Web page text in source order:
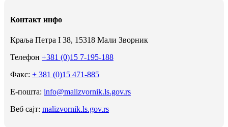
Контакт инфо
Краља Петра I 38, 15318 Мали Зворник
Телефон +381 (0)15 7-195-188
Факс: + 381 (0)15 471-885
Е-пошта: info@malizvornik.ls.gov.rs
Веб сајт: malizvornik.ls.gov.rs